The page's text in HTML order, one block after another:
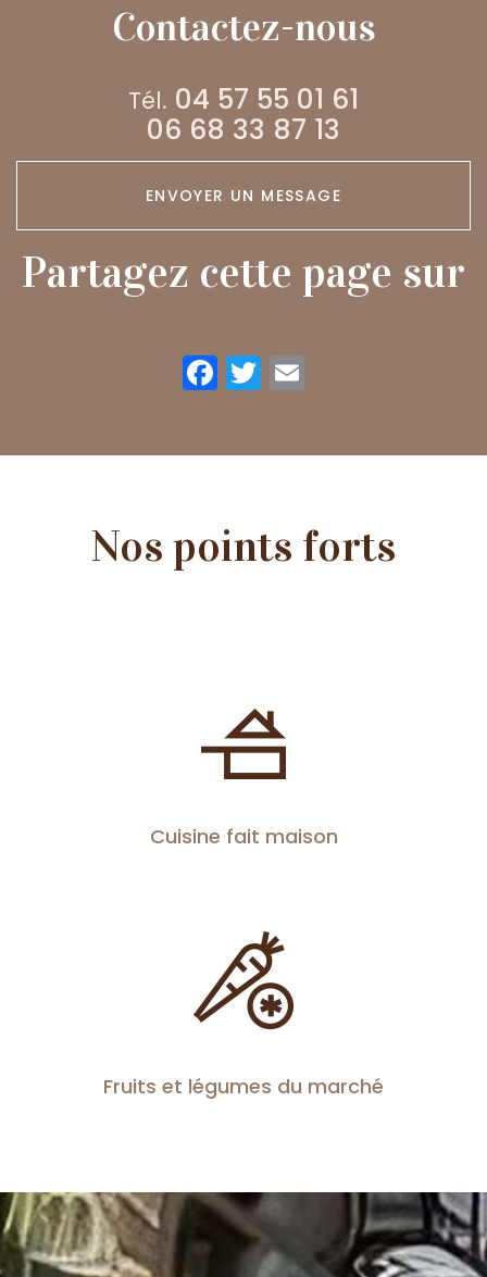
tomahawk de
pendant tout
Contactez-nous
Tél. 04 57 55 01 61
06 68 33 87 13
ENVOYER UN MESSAGE
Partagez cette page sur
Facebook
Twitter
Nos points forts
Cuisine fait maison
Fruits et légumes du marché